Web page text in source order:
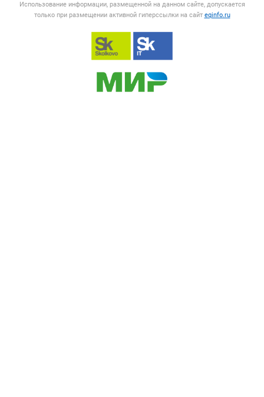
Использование информации, размещенной на данном сайте, допускается
только при размещении активной гиперссылки на сайт eqinfo.ru